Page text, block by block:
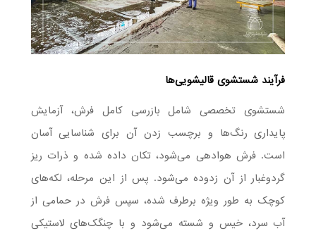
فرآیند شستشوی قالیشویی‌ها
شستشوی تخصصی شامل بازرسی کامل فرش، آزمایش
پایداری رنگ‌ها و برچسب زدن آن برای شناسایی آسان
است. فرش هوادهی می‌شود، تکان داده شده و ذرات ریز
گردوغبار از آن زدوده می‌شود. پس از این مرحله، لکه‌های
کوچک به طور ویژه برطرف شده، سپس فرش در حمامی از
آب سرد، خیس و شسته می‌شود و با چنگک‌های لاستیکی